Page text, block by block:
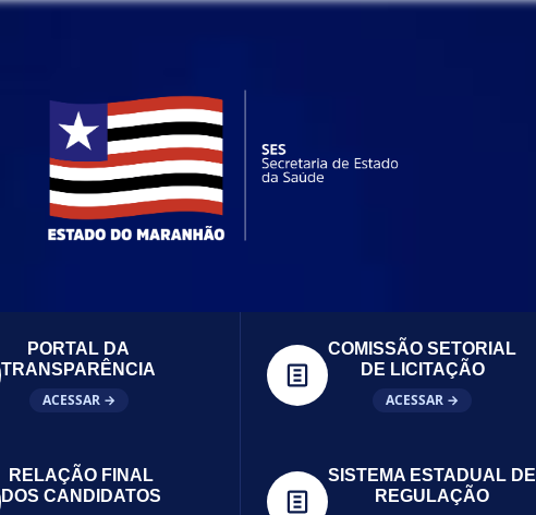
PORTAL DA
TRANSPARÊNCIA
ACESSAR →
COMISSÃO SETORIAL
DE LICITAÇÃO
ACESSAR →
RELAÇÃO FINAL
DOS CANDIDATOS
SISTEMA ESTADUAL DE
REGULAÇÃO